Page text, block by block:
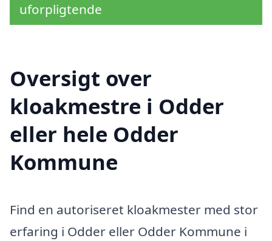
uforpligtende
Oversigt over
kloakmestre i Odder
eller hele Odder
Kommune
Find en autoriseret kloakmester med stor
erfaring i Odder eller Odder Kommune i